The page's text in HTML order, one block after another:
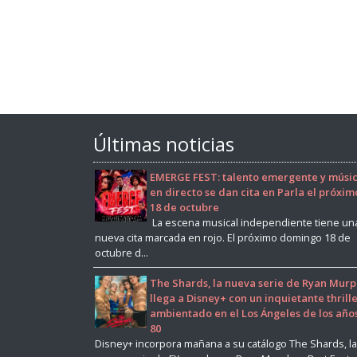
Últimas noticias
EMERGE FEST: talento emergente y
en directo se dan cita en Parla el
18 de octubre
La escena musical independiente tiene
nueva cita marcada en rojo. El próximo domingo 18 de
octubre d...
The Shards, la nueva serie de Ryan
llega a Disney+ con un inquietante
ambientado en el Los Ángeles de los
80
Disney+ incorpora mañana a su catálogo The Shards, la